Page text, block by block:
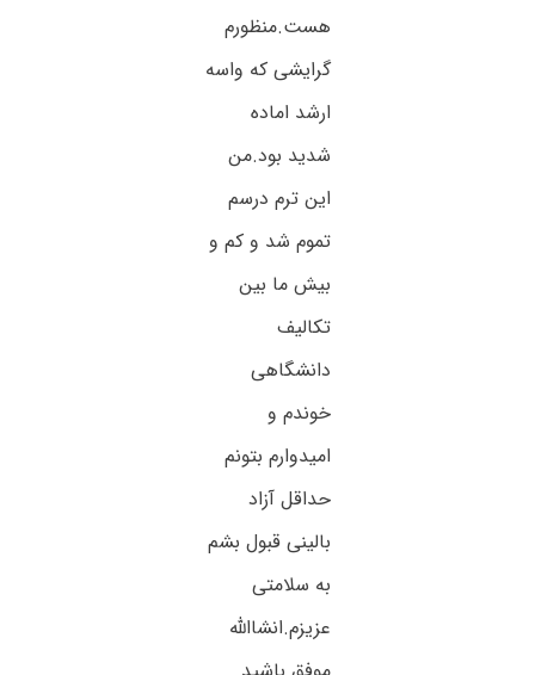
هست.منظورم
گرایشی که واسه
ارشد اماده
شدید بود.من
این ترم درسم
تموم شد و کم و
بیش ما بین
تکالیف
دانشگاهی
خوندم و
امیدوارم بتونم
حداقل آزاد
بالینی قبول بشم
به سلامتی
عزیزم.انشاالله